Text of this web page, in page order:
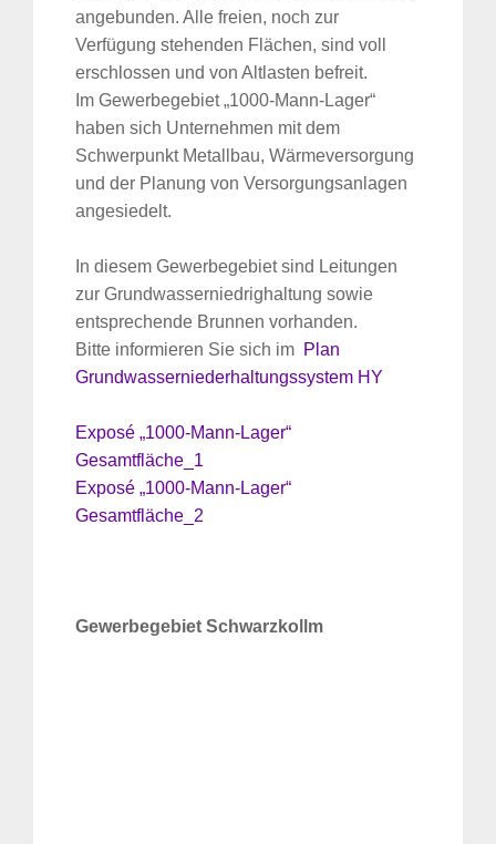
angebunden. Alle freien, noch zur
Verfügung stehenden Flächen, sind voll
erschlossen und von Altlasten befreit.
Im Gewerbegebiet „1000-Mann-Lager“
haben sich Unternehmen mit dem
Schwerpunkt Metallbau, Wärmeversorgung
und der Planung von Versorgungsanlagen
angesiedelt.
In diesem Gewerbegebiet sind Leitungen
zur Grundwasserniedrighaltung sowie
entsprechende Brunnen vorhanden.
Bitte informieren Sie sich im Plan
Grundwasserniederhaltungssystem HY
Exposé „1000-Mann-Lager“
Gesamtfläche_1
Exposé „1000-Mann-Lager“
Gesamtfläche_2
Gewerbegebiet Schwarzkollm